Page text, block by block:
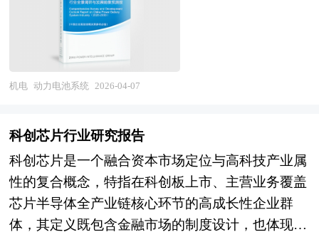
势预测等等。报告还综合了锂电材料行业的整体发
展动态，对行业在产品方面提供了参考建议和具体
解决办法。报告对于锂电材料产品生产企业、经销
商、行业管理部门以及拟进入该行业的投资者具有
重要的参考价值，对于研究我国锂电材料行业发展
有学术和实践的双重意义。
势、扩张优势等方面内容在内的产业集群效应得以
有效发挥，除了企业在地理上的集中外，还必须具
备一些条件，例如，形成产业配套，产业之间有着
密切的物质和技术联系；企业间信息交流渠道畅
和合作关系；形成有利于技术创新和制度创新的环
境，创新的“产业空气”浓厚；形成被广泛认可的价
值观和理念，从而构建区域文化。而产业园区恰恰
有利于这些条件的形成，如政府对与园区进行整体
规划和科学管理，在企业引进上就考虑到产业的配
排产优化、能耗精细化管理、供应链韧性增强等更
广泛的运营目标；产业层面，晶圆厂与装备、材
料、软件企业的协同创新将显著加强，基于开放架
构的智能制造生态有望逐步成型，国产替代进程将
基础软件、关键算法、标准体系的专项支持，推动
建立自主可控的技术路线图与产业联盟。 本研究
咨询报告由中研普华咨询公司领衔撰写，在大量周
密的市场调研基础上，主要依据了国家统计局、国
家商务部、国家发改委、国家经济信息中心、国务
化"向"智能化"跃迁、从"国外引进"向"自主创制"转
型的关键攻坚期。经过多年发展，我国在北斗导航
农机自动驾驶、植保无人机及大型联合收割机等领
域取得突破，部分企业在丘陵山区小型智能农机、
精准播种及变量施肥技术方面形成特色，农机作业
收综合机械化率持续提升。展望"十五五"时期，中
国智能农机行业将迎来高标准农田建设与农业新质
生产力培育共振的战略机遇。技术演进维度，基于
多光谱与雷达融合的作物长势实时监测、AI驱动的
精准变量作业决策及无人驾驶农机群的协同调度，
体系研发、电芯制造、系统集成、测试验证、梯次
利用及回收再生等完整产业链。作为新能源汽车产
业的心脏部件与新型电力系统的关键储能载体，动
力电池系统的能量密度、安全性能、循环寿命与成
品质与市场竞争力，也是我国在全球能源转型与产
国动力电池系统产业正处于技术迭代与全球化布局
的关键阶段。产业规模方面，我国已连续多年占据
全球动力电池装机量半数以上份额，形成从原材料
到终端应用的完整产业集群，头部企业在产能规
机电 动力电池系统 2026-04-07
科创芯片行业研究报告
科创芯片是一个融合资本市场定位与高科技产业属
性的复合概念，特指在科创板上市、主营业务覆盖
芯片半导体全产业链核心环节的高成长性企业群
体，其定义既包含金融市场的制度设计，也体现国